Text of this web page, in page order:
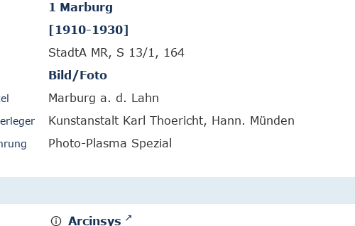
1 Marburg
[1910-1930]
StadtA MR, S 13/1, 164
Bild/Foto
Marburg a. d. Lahn
Kunstanstalt Karl Thoericht, Hann. Münden
Photo-Plasma Spezial
Arcinsys